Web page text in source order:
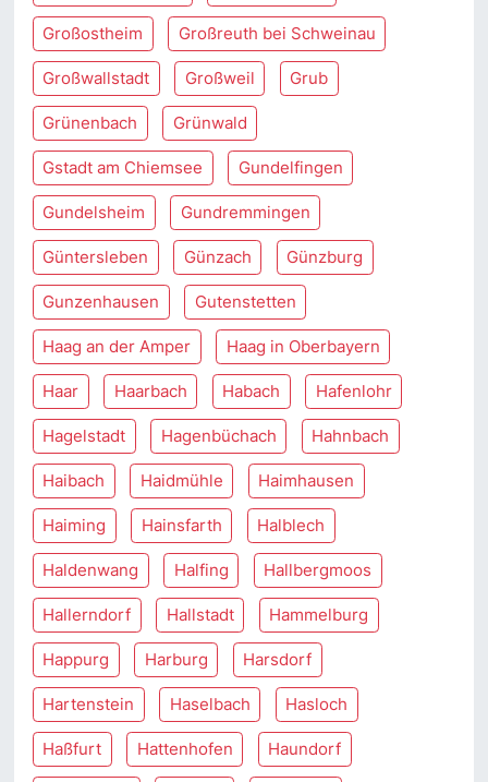
Großostheim Großreuth bei Schweinau
Großwallstadt Großweil Grub
Grünenbach Grünwald
Gstadt am Chiemsee Gundelfingen
Gundelsheim Gundremmingen
Güntersleben Günzach Günzburg
Gunzenhausen Gutenstetten
Haag an der Amper Haag in Oberbayern
Haar Haarbach Habach Hafenlohr
Hagelstadt Hagenbüchach Hahnbach
Haibach Haidmühle Haimhausen
Haiming Hainsfarth Halblech
Haldenwang Halfing Hallbergmoos
Hallerndorf Hallstadt Hammelburg
Happurg Harburg Harsdorf
Hartenstein Haselbach Hasloch
Haßfurt Hattenhofen Haundorf